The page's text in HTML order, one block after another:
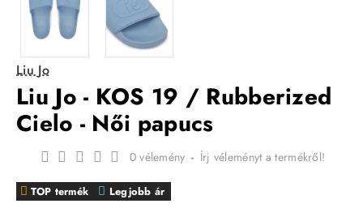
Liu Jo
Liu Jo - KOS 19 / Rubberized
Cielo - Női papucs
TOP termék Legjobb ár
0 vélemény - Írj véleményt a termékről!